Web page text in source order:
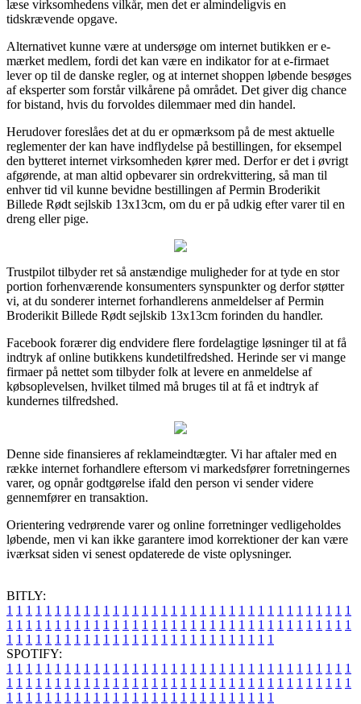
læse virksomhedens vilkår, men det er almindeligvis en
tidskrævende opgave.
Alternativet kunne være at undersøge om internet butikken er e-
mærket medlem, fordi det kan være en indikator for at e-firmaet
lever op til de danske regler, og at internet shoppen løbende besøges
af eksperter som forstår vilkårene på området. Det giver dig chance
for bistand, hvis du forvoldes dilemmaer med din handel.
Herudover foreslåes det at du er opmærksom på de mest aktuelle
reglementer der kan have indflydelse på bestillingen, for eksempel
den bytteret internet virksomheden kører med. Derfor er det i øvrigt
afgørende, at man altid opbevarer sin ordrekvittering, så man til
enhver tid vil kunne bevidne bestillingen af Permin Broderikit
Billede Rødt sejlskib 13x13cm, om du er på udkig efter varer til en
dreng eller pige.
Trustpilot tilbyder ret så anstændige muligheder for at tyde en stor
portion forhenværende konsumenters synspunkter og derfor støtter
vi, at du sonderer internet forhandlerens anmeldelser af Permin
Broderikit Billede Rødt sejlskib 13x13cm forinden du handler.
Facebook forærer dig endvidere flere fordelagtige løsninger til at få
indtryk af online butikkens kundetilfredshed. Herinde ser vi mange
firmaer på nettet som tilbyder folk at levere en anmeldelse af
købsoplevelsen, hvilket tilmed må bruges til at få et indtryk af
kundernes tilfredshed.
Denne side finansieres af reklameindtægter. Vi har aftaler med en
række internet forhandlere eftersom vi markedsfører forretningernes
varer, og opnår godtgørelse ifald den person vi sender videre
gennemfører en transaktion.
Orientering vedrørende varer og online forretninger vedligeholdes
løbende, men vi kan ikke garantere imod korrektioner der kan være
iværksat siden vi senest opdaterede de viste oplysninger.
BITLY:
1 1 1 1 1 1 1 1 1 1 1 1 1 1 1 1 1 1 1 1 1 1 1 1 1 1 1 1 1 1 1 1 1 1 1 1
1 1 1 1 1 1 1 1 1 1 1 1 1 1 1 1 1 1 1 1 1 1 1 1 1 1 1 1 1 1 1 1 1 1 1 1
1 1 1 1 1 1 1 1 1 1 1 1 1 1 1 1 1 1 1 1 1 1 1 1 1 1 1 1
SPOTIFY:
1 1 1 1 1 1 1 1 1 1 1 1 1 1 1 1 1 1 1 1 1 1 1 1 1 1 1 1 1 1 1 1 1 1 1 1
1 1 1 1 1 1 1 1 1 1 1 1 1 1 1 1 1 1 1 1 1 1 1 1 1 1 1 1 1 1 1 1 1 1 1 1
1 1 1 1 1 1 1 1 1 1 1 1 1 1 1 1 1 1 1 1 1 1 1 1 1 1 1 1